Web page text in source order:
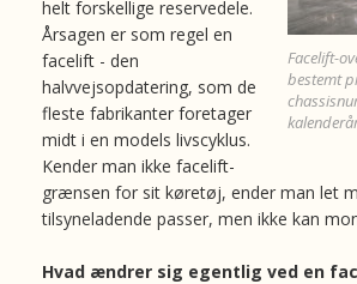
Facelift-
bestemt
helt forskellige reservedele.
Årsagen er som regel en
facelift - den
halvvejsopdatering, som de
fleste fabrikanter foretager
midt i en models livscyklus.
Kender man ikke facelift-
grænsen for sit køretøj, ender man let
tilsyneladende passer, men ikke kan
Hvad ændrer sig egentlig ved en